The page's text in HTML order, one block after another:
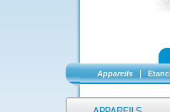
Appareils